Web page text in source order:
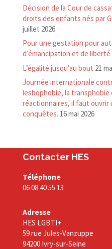
Décision de la Cour de
droits des enfants nés par
juillet 2026
Pour une gestation pour
d’émancipation et de liberté
L’égalité jusqu’au bout 21
Journée internationale
lesbophobie, la transphobie
réactionnaires, il faut ouvrir
conquêtes. 16 mai 2026
Contacter HES
Téléphone
06 08 40 55 13
Adresse
HES LGBTI+
59 rue Jules-Vanzuppe
94200 Ivry-sur-Seine